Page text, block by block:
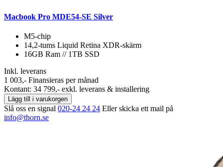
Macbook Pro MDE54-SE Silver
M5-chip
14,2‑tums Liquid Retina XDR‑skärm
16GB Ram // 1TB SSD
Inkl. leverans
1 003,- Finansieras per månad
Kontant: 34 799,- exkl. leverans & installering
Lägg till i varukorgen
Slå oss en signal 020-24 24 24 Eller skicka ett mail på
info@thorn.se